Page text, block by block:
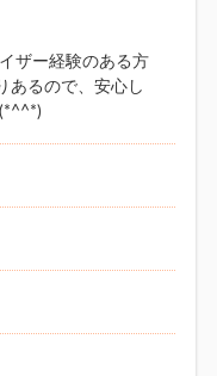
ザー経験のある方
あるので、安心し